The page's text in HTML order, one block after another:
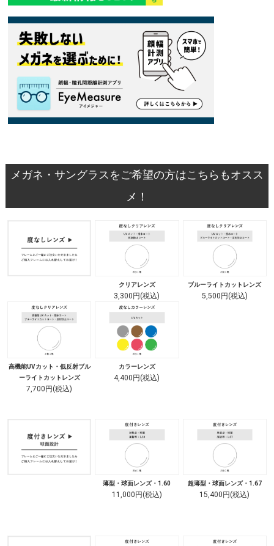
メガネ・サングラスをご希望の方はこちらもオスス
メ！
クリアレンズ
3,300円(税込)
ブルーライトカットレンズ
5,500円(税込)
高機能UVカット・低反射ブル
ーライトカットレンズ
7,700円(税込)
カラーレンズ
4,400円(税込)
薄型・球面レンズ・1.60
11,000円(税込)
超薄型・球面レンズ・1.67
15,400円(税込)